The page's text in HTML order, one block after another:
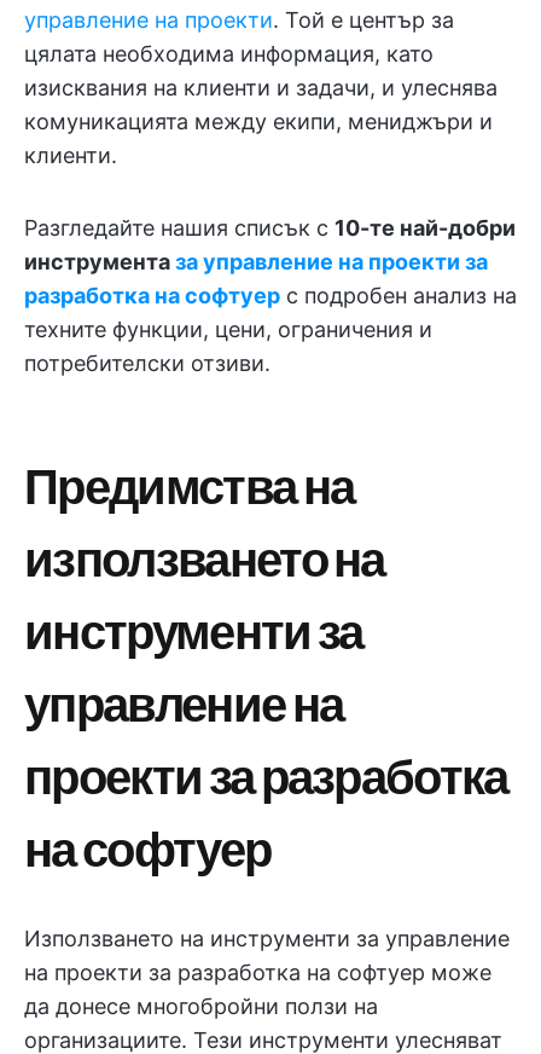
управление на проекти. Той е център за
цялата необходима информация, като
изисквания на клиенти и задачи, и улеснява
комуникацията между екипи, мениджъри и
клиенти.
Разгледайте нашия списък с 10-те най-добри
инструментаза управление на проекти за
разработка на софтуер с подробен анализ на
техните функции, цени, ограничения и
потребителски отзиви.
Предимства на
използването на
инструменти за
управление на
проекти за разработка
на софтуер
Използването на инструменти за управление
на проекти за разработка на софтуер може
да донесе многобройни ползи на
организациите. Тези инструменти улесняват